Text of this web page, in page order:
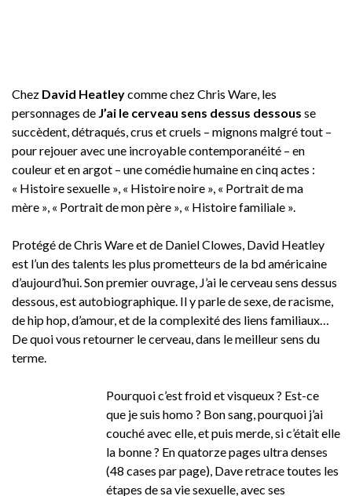
Chez David Heatleycomme chez Chris Ware, les
personnages de J’ai le cerveau sens dessus dessous se
succèdent, détraqués, crus et cruels – mignons malgré tout –
pour rejouer avec une incroyable contemporanéité – en
couleur et en argot – une comédie humaine en cinq actes :
« Histoire sexuelle », « Histoire noire », « Portrait de ma
mère », « Portrait de mon père », « Histoire familiale ».
Protégé de Chris Ware et de Daniel Clowes, David Heatley
est l’un des talents les plus prometteurs de la bd américaine
d’aujourd’hui. Son premier ouvrage, J’ai le cerveau sens dessus
dessous, est autobiographique. Il y parle de sexe, de racisme,
de hip hop, d’amour, et de la complexité des liens familiaux…
De quoi vous retourner le cerveau, dans le meilleur sens du
terme.
Pourquoi c’est froid et visqueux ? Est-ce
que je suis homo ? Bon sang, pourquoi j’ai
couché avec elle, et puis merde, si c’était elle
la bonne ? En quatorze pages ultra denses
(48 cases par page), Dave retrace toutes les
étapes de sa vie sexuelle, avec ses